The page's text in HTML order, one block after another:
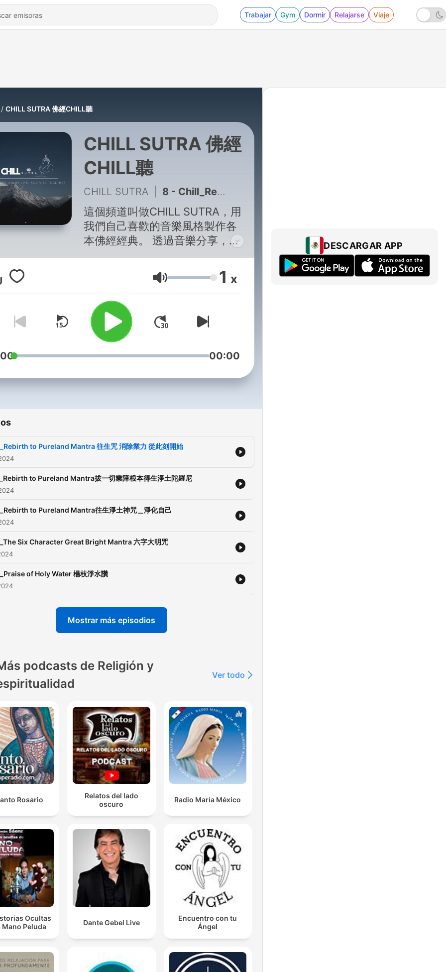
Trabajar Gym Dormir Relajarse Viaje
CHILL SUTRA 佛經CHILL聽
CHILL SUTRA 佛經
CHILL聽
CHILL SUTRA 8 - Chill_Rebirth to Pureland Mantra 往生咒 消除業力 從此刻開始
這個頻道叫做CHILL SUTRA，用
我們自己喜歡的音樂風格製作各
本佛經經典。 透過音樂分享，平
靜與活得舒適自在，享受每一
community! Discover your
inner peace through Buddhist
tunes. Share your favorites! --
Hosting provided by
SoundOn
Volumen 1 x
00:00
to Pureland Mantra 往生咒 消除業力 從此刻開始
to Pureland Mantra拔一切業障根本得生淨土陀羅尼
to Pureland Mantra往生淨土神咒＿淨化自己
Six Character Great Bright Mantra 六字大明咒
of Holy Water 楊枝淨水讚
Mostrar más episodios
podcasts de Religión y
Ver todo
Rosario
Relatos del lado
oscuro
Radio María México
Ocultas
Mano Peluda
Dante Gebel Live
Encuentro con tu
Ángel
DESCARGAR APP